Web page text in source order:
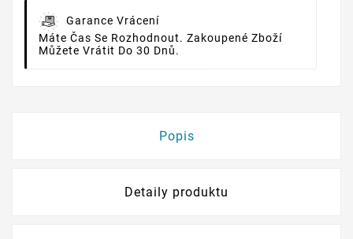
Garance Vrácení
Máte Čas Se Rozhodnout. Zakoupené Zboží
Můžete Vrátit Do 30 Dnů.
Popis
Detaily produktu